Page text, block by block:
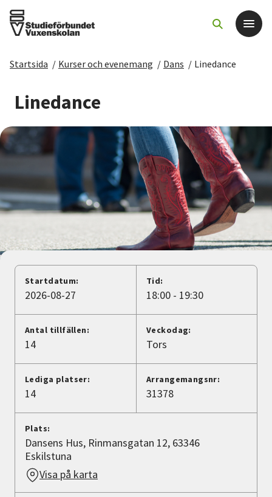
För dig som
Sök kurser och evenemang
Starta studiecirkel
Cirkelledare
Nyheter
Avdelningar
Lyssna
Startsida / Kurser och evenemang / Dans / Linedance
Linedance
Startdatum:
2026-08-27
Tid:
18:00 - 19:30
Antal tillfällen:
14
Veckodag:
Tors
Lediga platser:
14
Arrangemangsnr:
31378
Plats:
Dansens Hus, Rinmansgatan 12, 63346
Eskilstuna
Visa på karta